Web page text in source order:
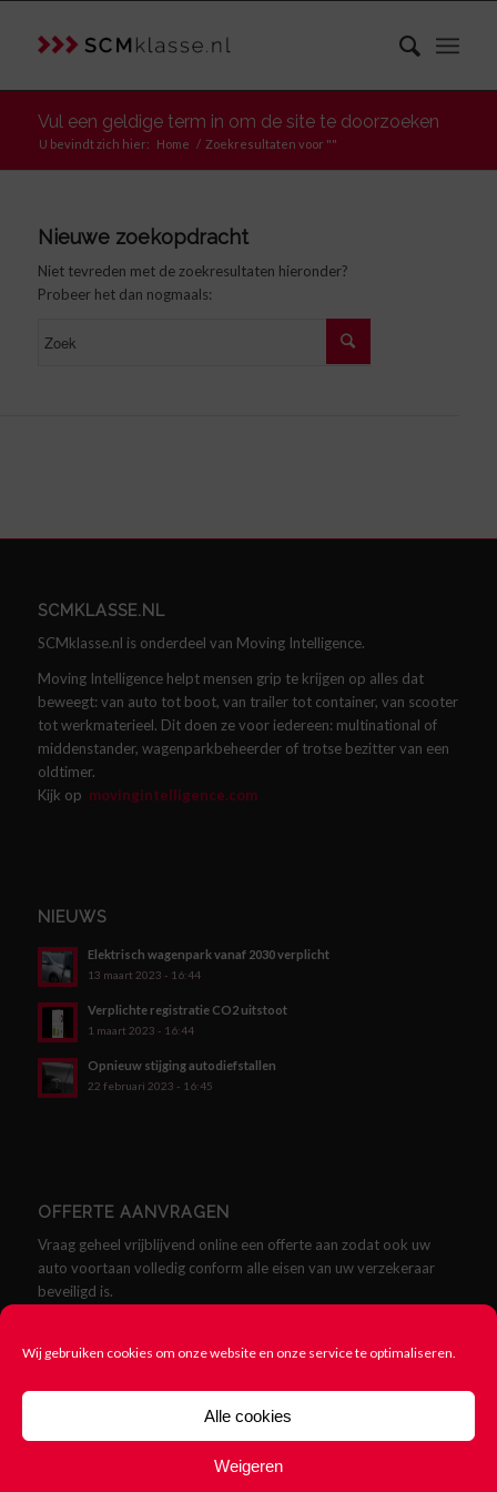
Wij gebruiken cookies om onze website en onze service te optimaliseren.
Alle cookies
Weigeren
Vul een geldige term in om de site te doorzoeken
U bevindt zich hier: Home / Zoekresultaten voor ""
Nieuwe zoekopdracht
Niet tevreden met de zoekresultaten hieronder?
Probeer het dan nogmaals:
SCMKLASSE.NL
SCMklasse.nl is onderdeel van Moving Intelligence.
Moving Intelligence helpt mensen grip te krijgen op alles dat
beweegt: van auto tot boot, van trailer tot container, van scooter
tot werkmaterieel. Dit doen ze voor iedereen: multinational of
middenstander, wagenparkbeheerder of trotse bezitter van een
oldtimer.
Kijk op movingintelligence.com
NIEUWS
Elektrisch wagenpark vanaf 2030 verplicht
13 maart 2023 - 16:44
Verplichte registratie CO2 uitstoot
1 maart 2023 - 16:44
Opnieuw stijging autodiefstallen
22 februari 2023 - 16:45
OFFERTE AANVRAGEN
Vraag geheel vrijblijvend online een offerte aan zodat ook uw
auto voortaan volledig conform alle eisen van uw verzekeraar
beveiligd is.
© Copyright - SCMklasse.nl - Alles over SCM Klasse Alarmen -